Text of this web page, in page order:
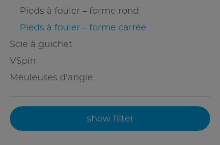
Pieds à fouler – forme rond
Pieds à fouler – forme carrée
Scie à guichet
VSpin
Meuleuses d'angle
show filter